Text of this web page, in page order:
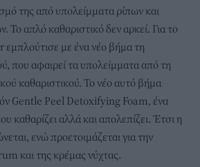
της από υπολείμματα ρίπων και
Το απλό καθαριστικό δεν αρκεί. Για το
με ένα νέο βήμα τη
που αφαιρεί τα υπολείμματα από τη
καθαριστικού. Το νέο αυτό βήμα
Gentle Peel Detoxifying Foam, ένα
καθαρίζει αλλά και απολεπίζει. Έτσι η
ενώ προετοιμάζεται για την
και της κρέμας νύχτας.